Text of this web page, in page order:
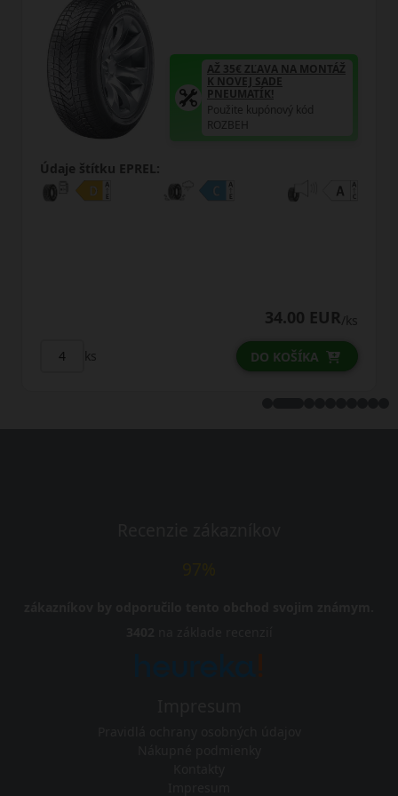
AŽ 35€ ZĽAVA NA MONTÁŽ
K NOVEJ SADE
PNEUMATÍK!
Použite kupónový kód
ROZBEH
Údaje štítku EPREL:
34.00 EUR/ks
ks DO KOŠÍKA